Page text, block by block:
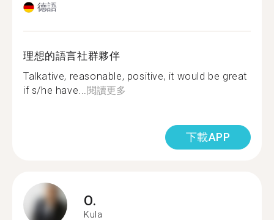
德語
理想的語言社群夥伴
Talkative, reasonable, positive, it would be great
if s/he have...閱讀更多
下載APP
O.
Kula